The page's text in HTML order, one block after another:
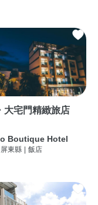
大宅門精緻旅店
Boutique Hotel
東縣 飯店